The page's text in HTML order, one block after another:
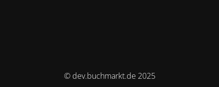
© dev.buchmarkt.de 2025